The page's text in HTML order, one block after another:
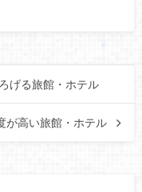
げる旅館・ホテル
が高い旅館・ホテル